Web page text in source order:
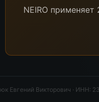
NEIRO
Евгений Викторович · ИНН: